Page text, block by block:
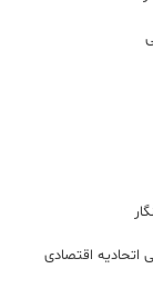
اقتصادی